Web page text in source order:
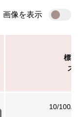
画像を表示
標準
ス
10/100/